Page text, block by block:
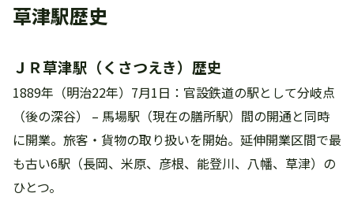
草津駅歴史
ＪＲ草津駅（くさつえき）歴史
1889年（明治22年）7月1日：官設鉄道の駅として分岐点
（後の深谷） – 馬場駅（現在の膳所駅）間の開通と同時
に開業。旅客・貨物の取り扱いを開始。延伸開業区間で最
も古い6駅（長岡、米原、彦根、能登川、八幡、草津）の
ひとつ。